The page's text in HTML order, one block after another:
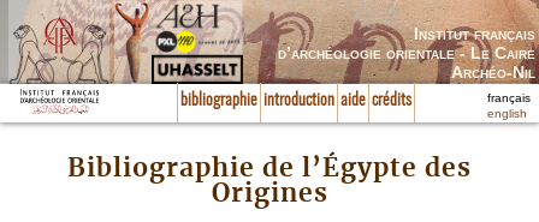
Institut français
d’archéologie orientale - Le Caire
Archéo-Nil
bibliographie introduction aide crédits
français
english
Bibliographie de l’Égypte des
Origines